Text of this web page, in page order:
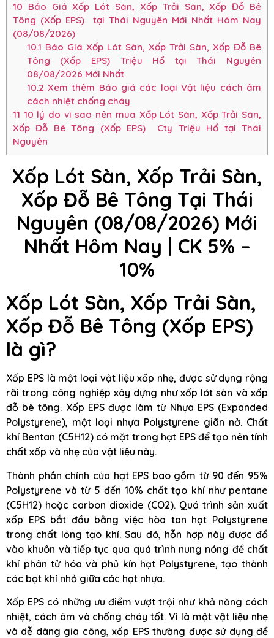
10 Báo Giá Xốp Lót Sàn, Xốp Trải Sàn, Xốp Đỗ Bê
Tông (Xốp EPS) tại Thái Nguyên Mới Nhất Hôm Nay
(08/08/2026)
10.1 Báo Giá Xốp Lót Sàn, Xốp Trải Sàn, Xốp Đỗ Bê
Tông (Xốp EPS) Triệu Hổ tại Thái Nguyên
08/08/2026 Mới Nhất
10.2 Xem thêm Báo giá các loại Vật liệu cách âm
cách nhiệt chống cháy
11 10 lý do vì sao nên mua Xốp Lót Sàn, Xốp Trải Sàn,
Xốp Đỗ Bê Tông (Xốp EPS) Cty Triệu Hổ tại Thái
Nguyên
Xốp Lót Sàn, Xốp Trải Sàn,
Xốp Đỗ Bê Tông Tại Thái
Nguyên (08/08/2026) Mới
Nhất Hôm Nay | CK 5% –
10%
Xốp Lót Sàn, Xốp Trải Sàn,
Xốp Đỗ Bê Tông (Xốp EPS)
là gì?
Xốp EPS là một loại vật liệu xốp nhẹ, được sử dụng rộng
rãi trong công nghiệp xây dựng như xốp lót sàn và xốp
đỗ bê tông. Xốp EPS được làm từ Nhựa EPS (Expanded
Polystyrene), một loại nhựa Polystyrene giãn nở. Chất
khí Bentan (C5H12) có mặt trong hạt EPS để tạo nên tính
chất xốp và nhẹ của vật liệu này.
Thành phần chính của hạt EPS bao gồm từ 90 đến 95%
Polystyrene và từ 5 đến 10% chất tạo khí như pentane
(C5H12) hoặc carbon dioxide (CO2). Quá trình sản xuất
xốp EPS bắt đầu bằng việc hòa tan hạt Polystyrene
trong chất lỏng tạo khí. Sau đó, hỗn hợp này được đổ
vào khuôn và tiếp tục qua quá trình nung nóng để chất
khí phân tử hóa và phủ kín hạt Polystyrene, tạo thành
các bọt khí nhỏ giữa các hạt nhựa.
Xốp EPS có những ưu điểm vượt trội như khả năng cách
nhiệt, cách âm và chống cháy tốt. Vì là một vật liệu nhẹ
và dễ dàng gia công, xốp EPS thường được sử dụng để